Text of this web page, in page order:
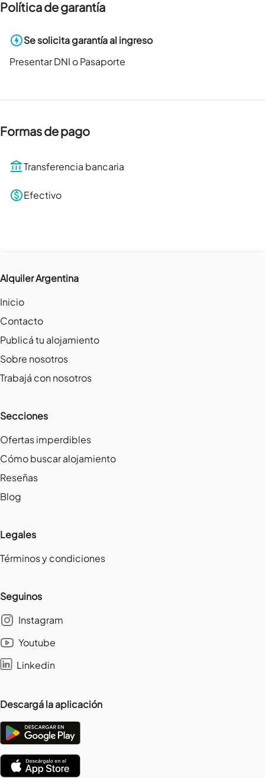
Política de garantía
Se solicita garantía al ingreso
Presentar DNI o Pasaporte
Formas de pago
Transferencia bancaria
Efectivo
Alquiler Argentina
Inicio
Contacto
Publicá tu alojamiento
Sobre nosotros
Trabajá con nosotros
Secciones
Ofertas imperdibles
Cómo buscar alojamiento
Reseñas
Blog
Legales
Términos y condiciones
Seguinos
Instagram
Youtube
Linkedin
Descargá la aplicación